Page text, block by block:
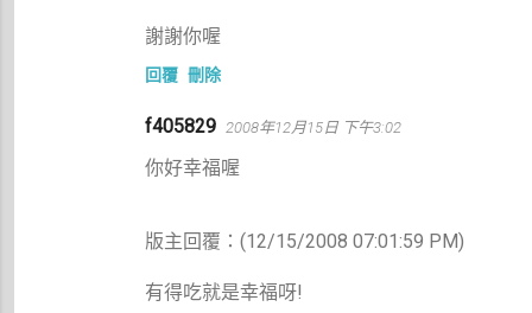
謝謝你喔
回覆 刪除
f405829 2008年12月15日 下午3:02
你好幸福喔
版主回覆：(12/15/2008 07:01:59 PM)
有得吃就是幸福呀!